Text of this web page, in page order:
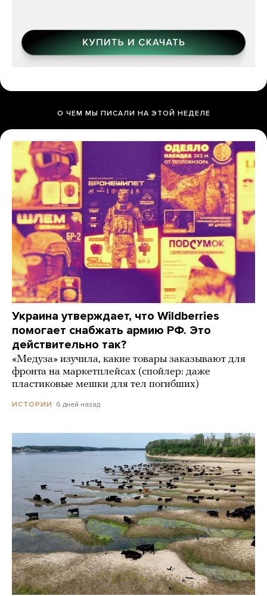
О ЧЕМ МЫ ПИСАЛИ НА ЭТОЙ НЕДЕЛЕ
Украина утверждает, что Wildberries
помогает снабжать армию РФ. Это
действительно так?
«Медуза» изучила, какие товары заказывают для
фронта на маркетплейсах (спойлер: даже
пластиковые мешки для тел погибших)
ИСТОРИИ 6 дней назад